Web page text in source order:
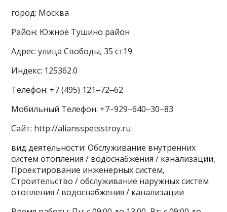
город: Москва
Район: Южное Тушино район
Адрес: улица Свободы, 35 ст19
Индекс: 125362.0
Телефон: +7 (495) 121‒72‒62
Мобильный Телефон: +7‒929‒640‒30‒83
Сайт: http://aliansspetsstroy.ru
вид деятельности: Обслуживание внутренних
систем отопления / водоснабжения / канализации,
Проектирование инженерных систем,
Строительство / обслуживание наружных систем
отопления / водоснабжения / канализации